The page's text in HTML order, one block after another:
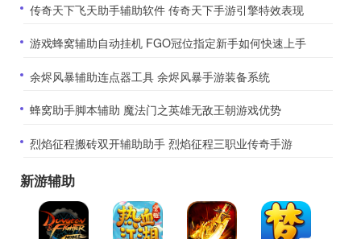
​传奇天下飞天助手辅助软件 传奇天下手游引擎特效表现
​游戏蜂窝辅助自动挂机 FGO冠位指定新手如何快速上手
​余烬风暴辅助连点器工具 余烬风暴手游装备系统
​蜂窝助手脚本辅助 魔法门之英雄无敌王朝游戏优势
​烈焰征程搬砖双开辅助助手 烈焰征程三职业传奇手游
新游辅助